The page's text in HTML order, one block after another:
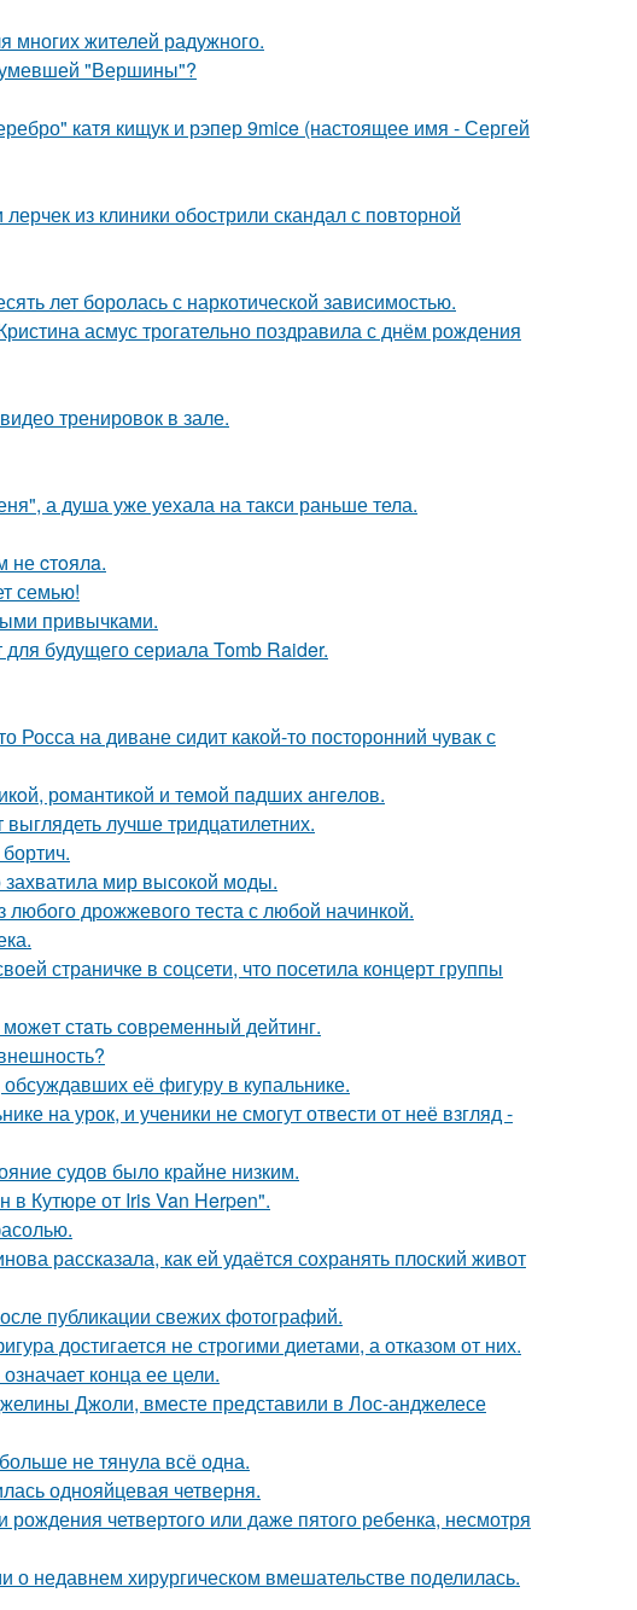
многих жителей радужного.
"Вершины"?
катя кищук и рэпер 9mice (настоящее имя - Сергей
из клиники обострили скандал с повторной
лет боролась с наркотической зависимостью.
асмус трогательно поздравила с днём рождения
тренировок в зале.
а душа уже уехала на такси раньше тела.
не cтoялa.
семью!
привычками.
будущего сериала Tomb Raider.
Росса на диване сидит какой-то посторонний чувак с
рoмантикoй и тeмoй пaдшиx aнгeлов.
лучше тридцатилетних.
мир высокой моды.
дрожжевого теста с любой начинкой.
страничке в соцсети, что посетила концерт группы
стaть сoвpеменный дейтинг.
её фигуру в купальнике.
на урок, и ученики не смогут отвести от неё взгляд -
судов было крайне низким.
в Кутюре от Iris Van Herpen".
рассказала, как ей удаётся сохранять плоский живот
публикации свежих фотографий.
достигается не строгими диетами, а отказом от них.
конца ее цели.
Джоли, вместе представили в Лос-анджелесе
не тянула всё одна.
однояйцевая четверня.
четвертого или даже пятого ребенка, несмотря
недавнем хирургическом вмешательстве поделилась.